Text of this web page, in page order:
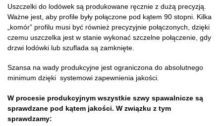
Uszczelki do lodówek są produkowane ręcznie z dużą precyzją.
Ważne jest, aby profile były połączone pod kątem 90 stopni. Kilka
„komór” profilu musi być również precyzyjnie połączonych, dzięki
czemu uszczelka jest w stanie wykonać szczelne połączenie, gdy
drzwi lodówki lub szuflada są zamknięte.
Szansa na wady produkcyjne jest ograniczona do absolutnego
minimum dzięki systemowi zapewnienia jakości.
W procesie produkcyjnym wszystkie szwy spawalnicze są
sprawdzane pod kątem jakości. W związku z tym
sprawdzamy: